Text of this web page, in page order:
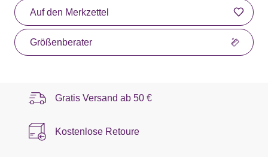
Auf den Merkzettel
Größenberater
Gratis Versand ab 50 €
Kostenlose Retoure